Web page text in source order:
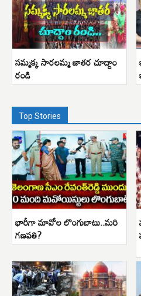
సమ్మక్క సారలమ్మ జాతర చూద్దాం
రండి
Top Stories
భారీగా మావోల లొంగుబాటు..మరి
గణపతి?